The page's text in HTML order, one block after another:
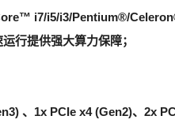
i7/i5/i3/Pentium®/
行提供强大算力保障；
、1x PCIe x4 (Gen2)、2x